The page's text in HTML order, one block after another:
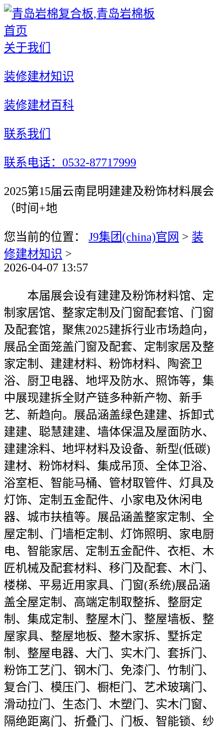
首页
关于我们
装修建材知识
装修建材百科
联系我们
联系电话：0532-87717999
2025第15届云南昆明建建及粉饰材料展会
（时间+地
您当前的位置： J9集团(china)官网 > 装
修建材知识 >
2026-04-07 13:57
本届展会设有建建及粉饰材料馆、定
制家居馆、整家定制及门窗配套馆、门窗
及配套馆，聚焦2025建拆行业市场趋向，
展品全面笼盖门窗及配套、定制家居及整
家定制、建建材料、粉饰材料、陶瓷卫
浴、厨卫电器、地坪及防水、照饰等，集
中展现建拆全财产链多种新产物、新手
艺、新趋向。展品涵盖绿色建建、拆卸式
建建、聪慧建建、墙体保温及屋面防水、
建建涂料、地坪材料及设备、新型(低碳)
建材、粉饰材料、集成吊顶、全体卫浴、
浴室柜、智能马桶、管材取管件、灯具及
灯饰、定制五金配件、小家电及休闲电
器、城市扶植等。展品涵盖整家定制、全
屋定制、门墙柜定制、灯饰照明、家电厨
电、智能家居、定制五金配件、衣柜、木
匠机械及配套材料、移门及配套、木门、
楼梯、平易近用家具、门窗(系统)展品涵
盖全屋定制、高端定制取整拆、整厨定
制、集成定制、整屋木门、整屋墙板、整
屋家具、整屋地板、整木家拆、墅拆定
制、整屋电器、大门、实木门、套拆门、
粉饰工艺门、钢木门、免漆门、竹制门、
复合门、模压门、橱柜门、艺术玻璃门、
滑动拉门、生态门、木塑门、实木门窗、
隔绝距离门、折叠门、门板、智能锁、纱